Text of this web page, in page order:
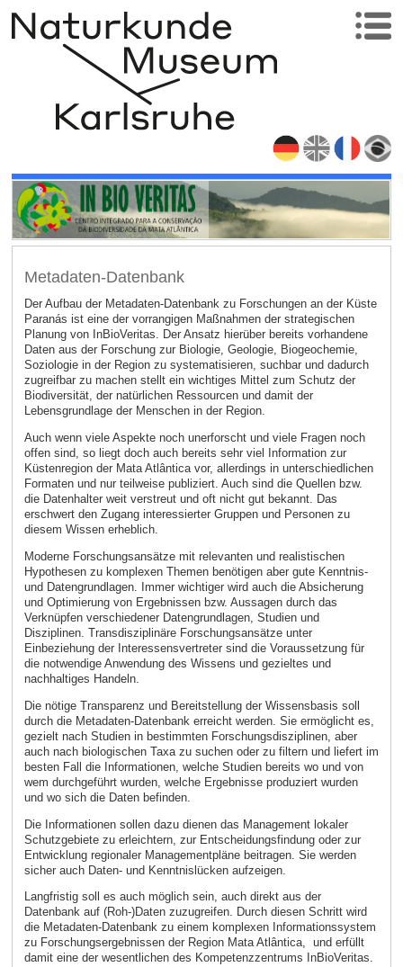
Metadaten-Datenbank
Der Aufbau der Metadaten-Datenbank zu Forschungen an der Küste
Paranás ist eine der vorrangigen Maßnahmen der strategischen
Planung von InBioVeritas. Der Ansatz hierüber bereits vorhandene
Daten aus der Forschung zur Biologie, Geologie, Biogeochemie,
Soziologie in der Region zu systematisieren, suchbar und dadurch
zugreifbar zu machen stellt ein wichtiges Mittel zum Schutz der
Biodiversität, der natürlichen Ressourcen und damit der
Lebensgrundlage der Menschen in der Region.
Auch wenn viele Aspekte noch unerforscht und viele Fragen noch
offen sind, so liegt doch auch bereits sehr viel Information zur
Küstenregion der Mata Atlântica vor, allerdings in unterschiedlichen
Formaten und nur teilweise publiziert. Auch sind die Quellen bzw.
die Datenhalter weit verstreut und oft nicht gut bekannt. Das
erschwert den Zugang interessierter Gruppen und Personen zu
diesem Wissen erheblich.
Moderne Forschungsansätze mit relevanten und realistischen
Hypothesen zu komplexen Themen benötigen aber gute Kenntnis-
und Datengrundlagen. Immer wichtiger wird auch die Absicherung
und Optimierung von Ergebnissen bzw. Aussagen durch das
Verknüpfen verschiedener Datengrundlagen, Studien und
Disziplinen. Transdisziplinäre Forschungsansätze unter
Einbeziehung der Interessensvertreter sind die Voraussetzung für
die notwendige Anwendung des Wissens und gezieltes und
nachhaltiges Handeln.
Die nötige Transparenz und Bereitstellung der Wissensbasis soll
durch die Metadaten-Datenbank erreicht werden. Sie ermöglicht es,
gezielt nach Studien in bestimmten Forschungsdisziplinen, aber
auch nach biologischen Taxa zu suchen oder zu filtern und liefert im
besten Fall die Informationen, welche Studien bereits wo und von
wem durchgeführt wurden, welche Ergebnisse produziert wurden
und wo sich die Daten befinden.
Die Informationen sollen dazu dienen das Management lokaler
Schutzgebiete zu erleichtern, zur Entscheidungsfindung oder zur
Entwicklung regionaler Managementpläne beitragen. Sie werden
sicher auch Daten- und Kenntnislücken aufzeigen.
Langfristig soll es auch möglich sein, auch direkt aus der
Datenbank auf (Roh-)Daten zuzugreifen. Durch diesen Schritt wird
die Metadaten-Datenbank zu einem komplexen Informationssystem
zu Forschungsergebnissen der Region Mata Atlântica, und erfüllt
damit eine der wesentlichen des Kompetenzzentrums InBioVeritas.